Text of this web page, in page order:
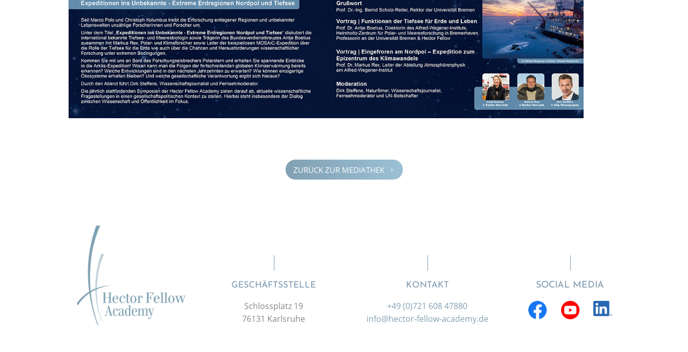
ZURÜCK ZUR MEDIA­THEK 5
GESCHÄFTSSTELLE
Schlossplatz 19
76131 Karlsruhe
KONTAKT
+49 (0)721 608 47880
info@hector-fellow-academy.de
SOCIAL MEDIA